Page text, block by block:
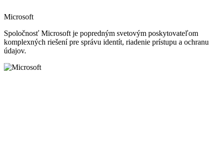
Microsoft
Spoločnosť Microsoft je popredným svetovým poskytovateľom
komplexných riešení pre správu identít, riadenie prístupu a ochranu
údajov.